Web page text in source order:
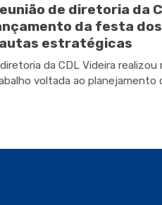
de diretoria da
da festa
estratégicas
da CDL Videira realizou
voltada ao planejamento